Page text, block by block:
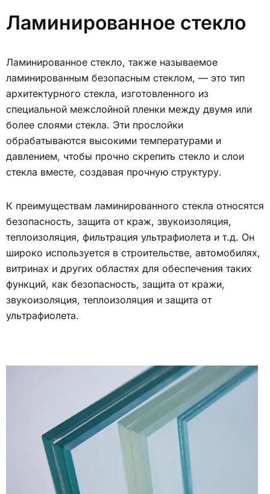
Ламинированное стекло
Ламинированное стекло, также называемое
ламинированным безопасным стеклом, — это тип
архитектурного стекла, изготовленного из
специальной межслойной пленки между двумя или
более слоями стекла. Эти прослойки
обрабатываются высокими температурами и
давлением, чтобы прочно скрепить стекло и слои
стекла вместе, создавая прочную структуру.
К преимуществам ламинированного стекла относятся
безопасность, защита от краж, звукоизоляция,
теплоизоляция, фильтрация ультрафиолета и т.д. Он
широко используется в строительстве, автомобилях,
витринах и других областях для обеспечения таких
функций, как безопасность, защита от кражи,
звукоизоляция, теплоизоляция и защита от
ультрафиолета.